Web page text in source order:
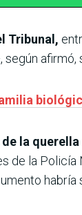
Tribunal,
la
de la
habría